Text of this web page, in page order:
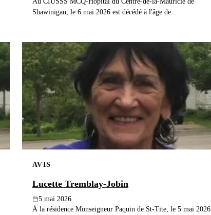
Shawinigan, le 6 mai 2026 est décédé à l'âge de...
AVIS
Lucette Tremblay-Jobin
5 mai 2026
À la résidence Monseigneur Paquin de St-Tite, le 5 mai 2026,